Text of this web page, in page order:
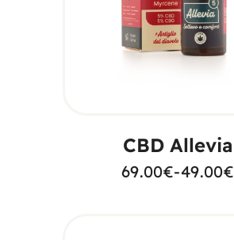
CBD Allevia
49.00€
-
69.00€